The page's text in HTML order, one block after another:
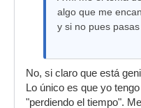
algo que me
y si no pues pasas
No, si claro que está
Lo único es que yo
"perdiendo el tiempo".